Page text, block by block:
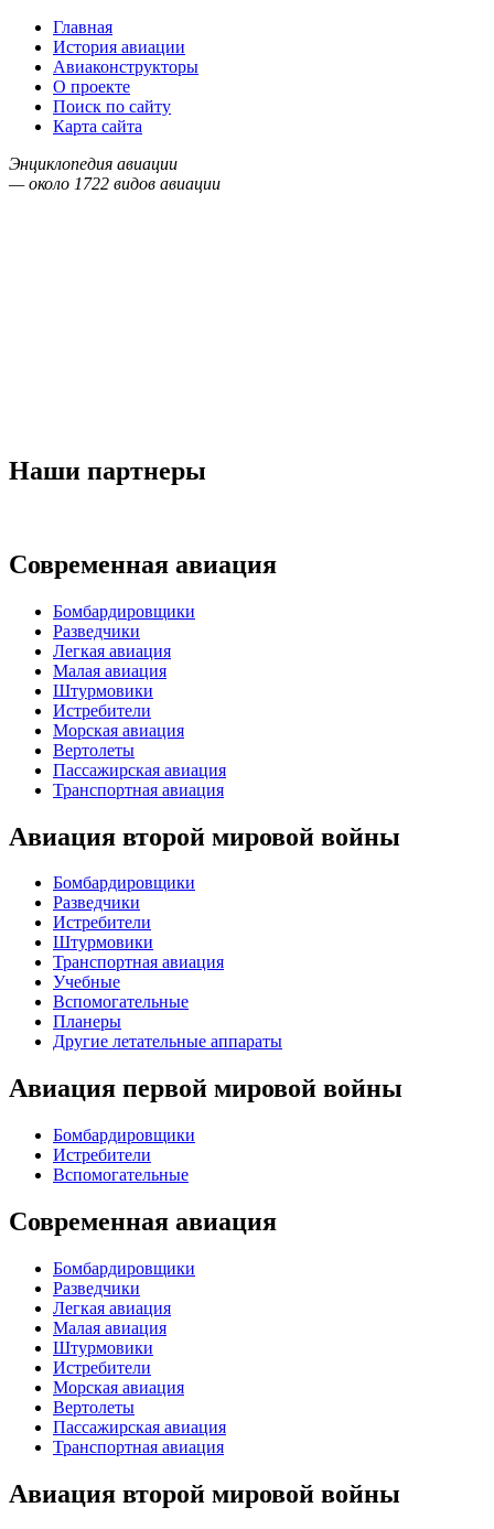
Главная
История авиации
Авиаконструкторы
О проекте
Поиск по сайту
Карта сайта
Энциклопедия авиации
— около 1722 видов авиации
Наши партнеры
Современная авиация
Бомбардировщики
Разведчики
Легкая авиация
Малая авиация
Штурмовики
Истребители
Морская авиация
Вертолеты
Пассажирская авиация
Транспортная авиация
Авиация второй мировой войны
Бомбардировщики
Разведчики
Истребители
Штурмовики
Транспортная авиация
Учебные
Вспомогательные
Планеры
Другие летательные аппараты
Авиация первой мировой войны
Бомбардировщики
Истребители
Вспомогательные
Современная авиация
Бомбардировщики
Разведчики
Легкая авиация
Малая авиация
Штурмовики
Истребители
Морская авиация
Вертолеты
Пассажирская авиация
Транспортная авиация
Авиация второй мировой войны